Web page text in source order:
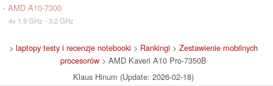
- AMD A10-7300
4x 1.9 GHz - 3.2 GHz
> laptopy testy i recenzje notebooki > Rankingi > Zestawienie mobilnych
procesorów > AMD Kaveri A10 Pro-7350B
Klaus Hinum (Update: 2026-02-18)